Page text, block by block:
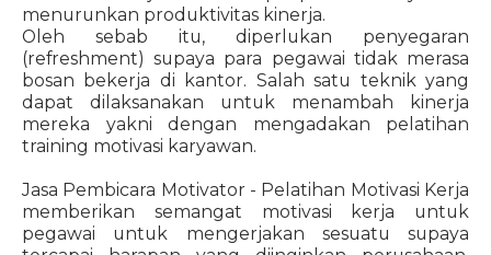
menurunkan produktivitas kinerja.
Oleh sebab itu, diperlukan penyegaran
(refreshment) supaya para pegawai tidak merasa
bosan bekerja di kantor. Salah satu teknik yang
dapat dilaksanakan untuk menambah kinerja
mereka yakni dengan mengadakan pelatihan
training motivasi karyawan.
Jasa Pembicara Motivator - Pelatihan Motivasi Kerja
memberikan semangat motivasi kerja untuk
pegawai untuk mengerjakan sesuatu supaya